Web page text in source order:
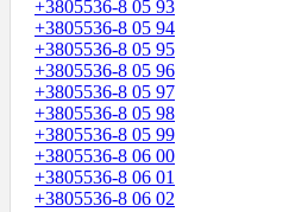
+3805536-8 05 93
+3805536-8 05 94
+3805536-8 05 95
+3805536-8 05 96
+3805536-8 05 97
+3805536-8 05 98
+3805536-8 05 99
+3805536-8 06 00
+3805536-8 06 01
+3805536-8 06 02